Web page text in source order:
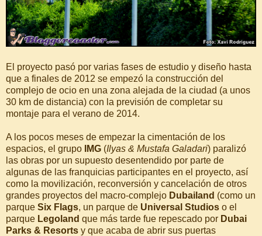
El proyecto pasó por varias fases de estudio y diseño hasta
que a finales de 2012 se empezó la construcción del
complejo de ocio en una zona alejada de la ciudad (a unos
30 km de distancia) con la previsión de completar su
montaje para el verano de 2014.
A los pocos meses de empezar la cimentación de los
espacios, el grupo
IMG (Ilyas & Mustafa Galadari) paralizó
las obras por un supuesto desentendido por parte de
algunas de las franquicias participantes en el proyecto, así
como la movilización, reconversión y cancelación de otros
grandes proyectos del macro-complejo Dubailand (como un
parque Six Flags, un parque de Universal Studios o el
parque Legoland que más tarde fue repescado por Dubai
Parks & Resorts y que acaba de abrir sus puertas